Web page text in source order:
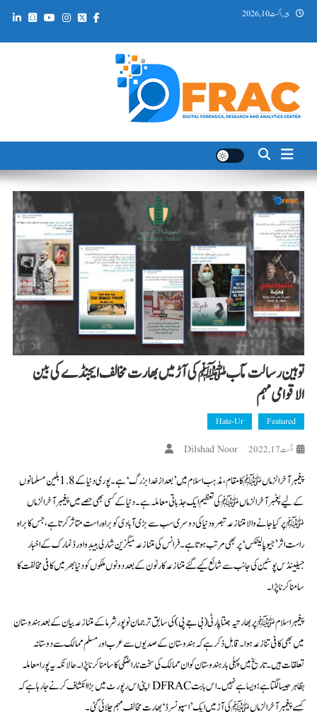
Skip پیر, اگست 10, 2026
DFRAC_ORG
توہین رسالت مآب ﷺ کی آڑ میں بھارت مخالف ایجنڈے کی بین
الاقوامی مہم
Featured
Hate-Ur
اگست 17, 2022 Dilshad Noor
پیغمبر آخرالزماں ﷺ کا مقام، مذہب اسلام میں ’بعد از خدا بزرگ‘ ہے۔ پوری دنیا کے 1.8 بلین مسلمانوں
کے لیے پغمبر آخرالزماں ﷺ کی تعظیم ایک جذباتی معاملہ ہے۔ دنیا کے کسی بھی حصے میں پیغمبر آخرالزماں
ﷺ پر کیا جانے والا متنازعہ تبصرہ دنیا کی دوسری سب سے بڑی آبادی کو براہ راست متاثر کرتا ہے، جس کا براہ
راست اثر ’جیو پالیٹکس‘ پر بھی مرتب ہوتا ہے۔ فرانس کی متنازعہ میگزین شارلی ہیبدو اور ڈنمارک کے اخبار
جیلینڈس پوسٹین کی جانب سے شائع کیے گئے متنازعہ کارٹون کے بعد دونوں ملکوں کو دنیا بھر میں کافی مخالفت کا
سامنا کرنا پڑا۔
پیغمبر اسلام ﷺ پر بھارتیہ جنتا پارٹی (بی جے پی) کی سابق ترجمان نوپور شرما کے متنازعہ بیان کے بعد ہندوستان
میں بھی کافی تنازعہ ہوا۔ قابل ذکر ہے کہ ہندوستان کے صدیوں سے عرب اور مسلم ممالک سے دوستانہ
تعلقات ہیں۔ تاریخ میں پہلی بار ہندوستان کو ان ممالک کی سخت ناراضگی کا سامنا کرنا پڑا۔ حالانکہ یہ پورا معاملہ
بظاہر جیسا لگتا ہے؛ ویسا ہے نہیں۔ اس بابت DFRAC اپنی اس رپورٹ میں بڑا انکشاف کرنے جا رہا ہے کہ
کیسے پیغمبر آخرالزماں ﷺ کی آڑ میں ایک’ اسپونسرڈ ‘بھارت مخالف مہم چلائی گئی۔